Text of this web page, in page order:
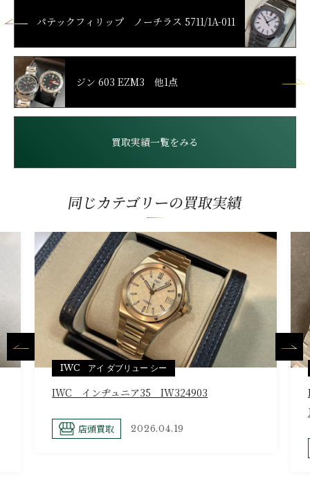
パテックフィリップ ノーチラス 5711/1A-011
買取実績一覧をみる
ジン 603 EZM3 他1点
同じカテゴリーの買取実績
IWC アイ ダブリュー シー
IWC インヂュニア35 IW324903
店頭買取 2026.04.19